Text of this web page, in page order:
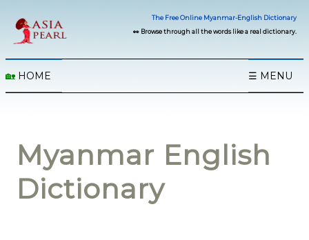
The Free Online Myanmar-English Dictionary
👀 Browse through all the words like a real dictionary.
🏡 HOME ☰ MENU
Myanmar English
Dictionary